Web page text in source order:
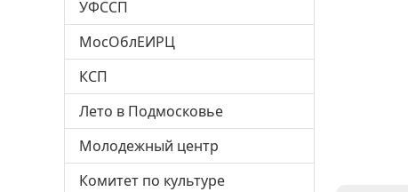
УФССП
МосОблЕИРЦ
КСП
Лето в Подмосковье
Молодежный центр
Комитет по культуре